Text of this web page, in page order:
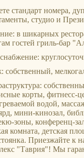
стандарт номера,
студио и
в шикарных
гостей гриль-бар
собственный,
корты, фитнесс-
водой,
мини-кинозал,
зоны, конференц-
комната, детская
Приезжайте к
"Таврия"! Мы